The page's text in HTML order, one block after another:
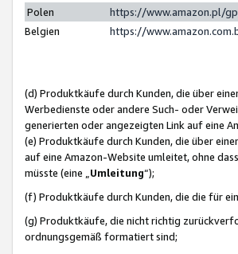
Polen
https://www.amazon.pl/
Belgien
https://
(d) Produktkäufe durch Kunden, die über
Werbedienste oder andere Such- oder
generierten oder angezeigten Link auf eine
(e) Produktkäufe durch Kunden, die über
auf eine Amazon-Website umleitet, ohne
müsste (eine „ Umleitung“);
(f) Produktkäufe durch Kunden, die die für
(g) Produktkäufe, die nicht richtig
ordnungsgemäß formatiert sind;